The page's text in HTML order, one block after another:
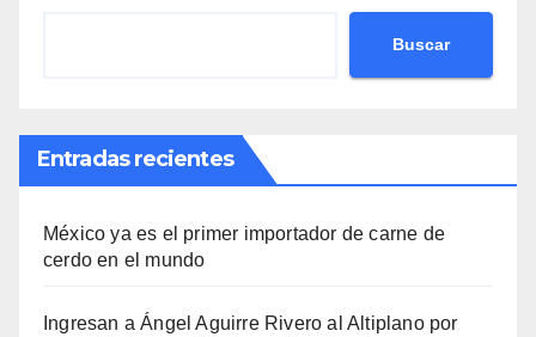
Buscar
Entradas recientes
México ya es el primer importador de carne de
cerdo en el mundo
Ingresan a Ángel Aguirre Rivero al Altiplano por